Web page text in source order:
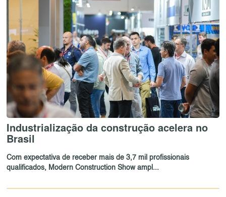
Industrialização da construção acelera no
Brasil
Com expectativa de receber mais de 3,7 mil profissionais
qualificados, Modern Construction Show ampl...